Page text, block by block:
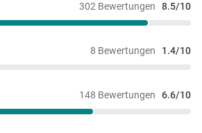
302 Bewertungen 8.5/10
8 Bewertungen 1.4/10
148 Bewertungen 6.6/10